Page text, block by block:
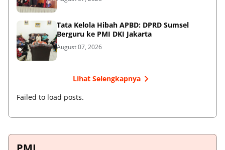
Tata Kelola Hibah APBD: DPRD Sumsel
Berguru ke PMI DKI Jakarta
August 07, 2026
Lihat Selengkapnya
Failed to load posts.